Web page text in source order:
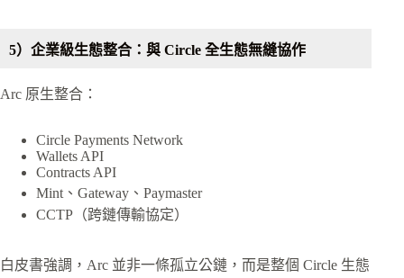
5）企業級生態整合：與 Circle 全生態無縫協作
Arc 原生整合：
Circle Payments Network
Wallets API
Contracts API
Mint、Gateway、Paymaster
CCTP（跨鏈傳輸協定）
白皮書強調，Arc 並非一條孤立公鏈，而是整個 Circle 生態